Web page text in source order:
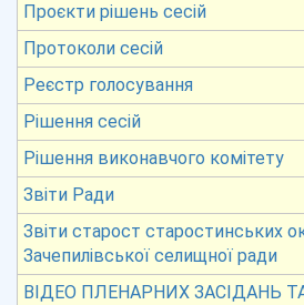
Проєкти рішень сесій
Протоколи сесій
Реєстр голосування
Рішення сесій
Рішення виконавчого комітету
Звіти Ради
Звіти старост старостинських
Зачепилівської селищної ради
ВІДЕО ПЛЕНАРНИХ ЗАСІДАНЬ